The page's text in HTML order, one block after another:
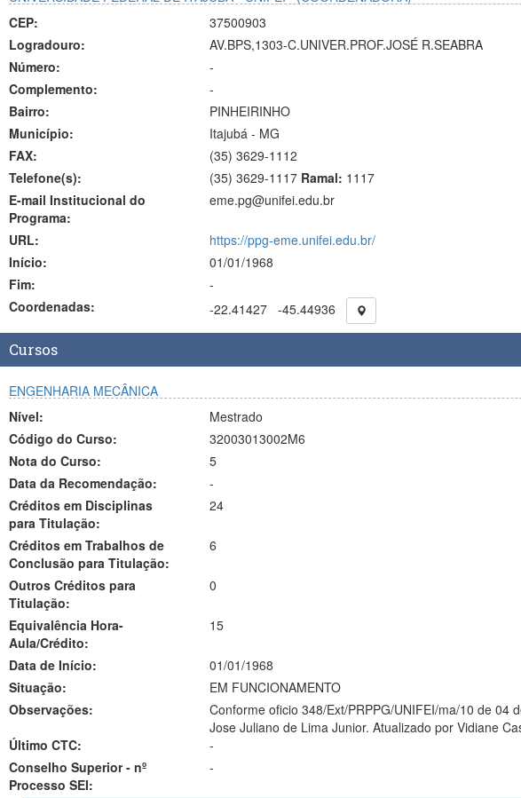
CEP:
37500903
Logradouro:
AV.BPS,1303-C.UNIVER.PROF.JOSÉ R.SEABRA
Número:
-
Complemento:
-
Bairro:
PINHEIRINHO
Município:
Itajubá - MG
FAX:
(35) 3629-1112
Telefone(s):
(35) 3629-1117 Ramal: 1117
E-mail Institucional do
Programa:
eme.pg@unifei.edu.br
URL:
https://ppg-eme.unifei.edu.br/
Início:
01/01/1968
Fim:
-
Coordenadas:
-22.41427 -45.44936
Cursos
ENGENHARIA MECÂNICA
Nível:
Mestrado
Código do Curso:
32003013002M6
Nota do Curso:
5
Data da Recomendação:
-
Créditos em Disciplinas
para Titulação:
24
Créditos em Trabalhos de
Conclusão para Titulação:
6
Outros Créditos para
Titulação:
0
Equivalência Hora-
Aula/Crédito:
15
Data de Início:
01/01/1968
Situação:
EM FUNCIONAMENTO
Observações:
Conforme oficio 348/Ext/PRPPG/UNIFEI/ma/10 de
Jose Juliano de Lima Junior. Atualizado por Vidiane
Último CTC:
-
Conselho Superior - nº
Processo SEI:
-